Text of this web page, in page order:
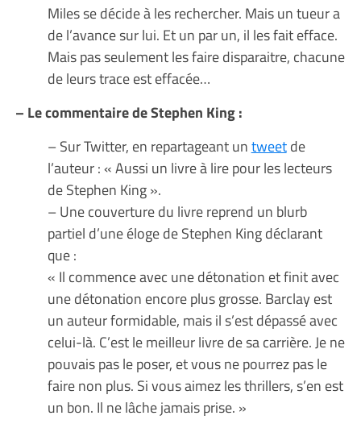
Miles se décide à les rechercher. Mais un tueur a
de l’avance sur lui. Et un par un, il les fait efface.
Mais pas seulement les faire disparaitre, chacune
de leurs trace est effacée…
– Le commentaire de Stephen King :
– Sur Twitter, en repartageant untweetde
l’auteur : « Aussi un livre à lire pour les lecteurs
de Stephen King ».
– Une couverture du livre reprend un blurb
partiel d’une éloge de Stephen King déclarant
que :
« Il commence avec une détonation et finit avec
une détonation encore plus grosse. Barclay est
un auteur formidable, mais il s’est dépassé avec
celui-là. C’est le meilleur livre de sa carrière. Je ne
pouvais pas le poser, et vous ne pourrez pas le
faire non plus. Si vous aimez les thrillers, s’en est
un bon. Il ne lâche jamais prise. »